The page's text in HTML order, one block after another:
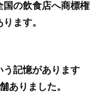
国の飲食店へ商標権
ます。
う記憶があります
ありました。